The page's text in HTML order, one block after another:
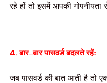
रहे हों तो इसमें आपकी गोपनीयता
4. बार–बार पासवर्ड बदलते रहें:
जब पासवर्ड की बात आती है तो